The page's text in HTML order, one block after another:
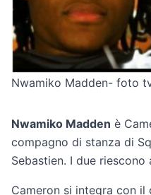
Nwamiko Madden- foto
Nwamiko Madden è
compagno di stanza di
Sebastien. I due
Cameron si integra con il